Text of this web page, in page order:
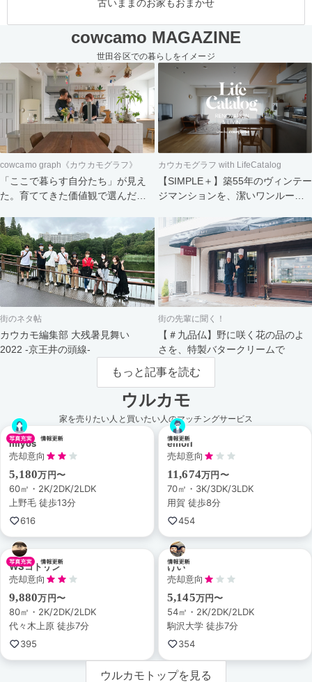
古いままのお家もおまかせ
cowcamo MAGAZINE
世田谷区での暮らしをイメージ
cowcamo graph《カウカモグラフ》
「ここで暮らす自分たち」が見え
た。育ててきた価値観で選んだ住
カウカモグラフ with LifeCatalog
【SIMPLE＋】築55年のヴィンテー
ジマンションを、潔いワンルーム
らし
街のネタ帖
カウカモ編集部 大残暑見舞い
2022 -京王井の頭線-
街の先輩に聞く！
【＃九品仏】野に咲く花の品のよ
さを、特製バタークリームで
もっと記事を読む
ウルカモ
家を売りたい人と買いたい人のマッチングサービス
miyos
売却意向
5,180万円〜
60㎡・2K/2DK/2LDK
上野毛 徒歩13分
616
emori
売却意向
11,674万円〜
70㎡・3K/3DK/3LDK
用賀 徒歩8分
454
WSコトリン
売却意向
9,880万円〜
80㎡・2K/2DK/2LDK
代々木上原 徒歩7分
395
けい
売却意向
5,145万円〜
54㎡・2K/2DK/2LDK
駒沢大学 徒歩7分
354
ウルカモトップを見る